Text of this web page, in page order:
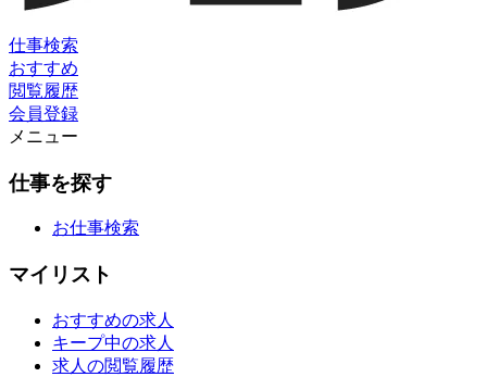
仕事検索
おすすめ
閲覧履歴
会員登録
メニュー
仕事を探す
お仕事検索
マイリスト
おすすめの求人
キープ中の求人
求人の閲覧履歴